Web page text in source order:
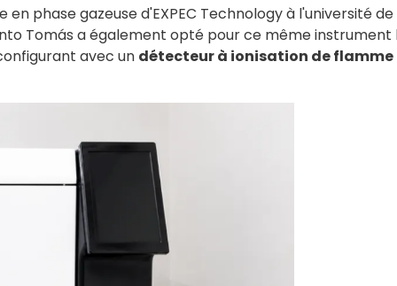
phase gazeuse d'EXPEC Technology à l'université de
Tomás a également opté pour ce même instrument
avec un détecteur à ionisation de flamme